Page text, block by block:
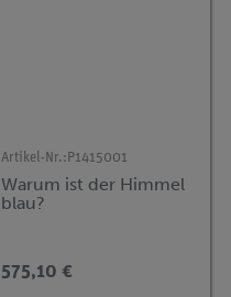
Artikel-Nr.: P1415001
Warum ist der Himmel
blau?
575,10 €